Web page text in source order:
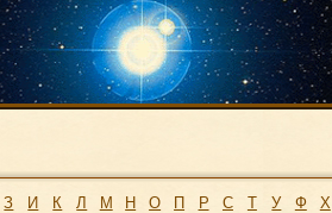
З И К Л М Н О П Р С Т У Ф Х